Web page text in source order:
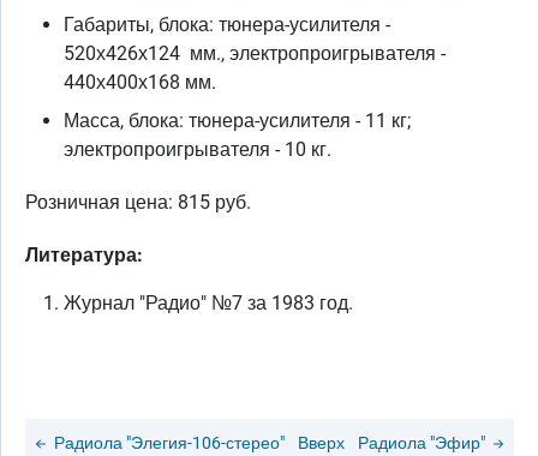
Габариты, блока: тюнера-усилителя -
520х426х124 мм., электропроигрывателя -
440х400х168 мм.
Масса, блока: тюнера-усилителя - 11 кг;
электропроигрывателя - 10 кг.
Розничная цена: 815 руб.
Литература:
Журнал "Радио" №7 за 1983 год.
Радиола "Элегия-106-стерео" Вверх Радиола "Эфир"